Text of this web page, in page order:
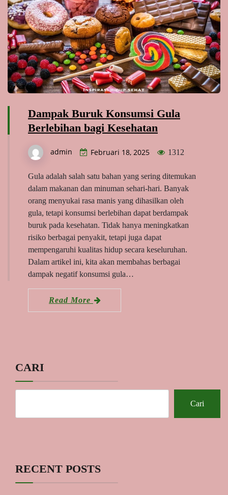
Dampak Buruk Konsumsi Gula
Berlebihan bagi Kesehatan
admin Februari 18, 2025 1312
Gula adalah salah satu bahan yang sering ditemukan
dalam makanan dan minuman sehari-hari. Banyak
orang menyukai rasa manis yang dihasilkan oleh
gula, tetapi konsumsi berlebihan dapat berdampak
buruk pada kesehatan. Tidak hanya meningkatkan
risiko berbagai penyakit, tetapi juga dapat
mempengaruhi kualitas hidup secara keseluruhan.
Dalam artikel ini, kita akan membahas berbagai
dampak negatif konsumsi gula…
Read More
CARI
Cari
RECENT POSTS